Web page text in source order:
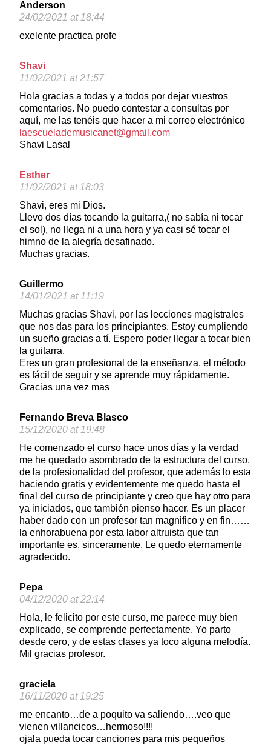
Anderson
24/02/2021 at 18:44
exelente practica profe
Shavi
11/02/2021 at 21:57
Hola gracias a todas y a todos por dejar vuestros
comentarios. No puedo contestar a consultas por
aquí, me las tenéis que hacer a mi correo electrónico
laescuelademusicanet@gmail.com
Shavi Lasal
Esther
11/02/2021 at 18:03
Shavi, eres mi Dios.
Llevo dos días tocando la guitarra,( no sabía ni tocar
el sol), no llega ni a una hora y ya casi sé tocar el
himno de la alegría desafinado.
Muchas gracias.
Guillermo
14/01/2021 at 11:19
Muchas gracias Shavi, por las lecciones magistrales
que nos das para los principiantes. Estoy cumpliendo
un sueño gracias a tí. Espero poder llegar a tocar bien
la guitarra.
Eres un gran profesional de la enseñanza, el método
es fácil de seguir y se aprende muy rápidamente.
Gracias una vez mas
Fernando Breva Blasco
15/12/2020 at 19:48
He comenzado el curso hace unos días y la verdad
me he quedado asombrado de la estructura del curso,
de la profesionalidad del profesor, que además lo esta
haciendo gratis y evidentemente me quedo hasta el
final del curso de principiante y creo que hay otro para
ya iniciados, que también pienso hacer. Es un placer
haber dado con un profesor tan magnifico y en fin……
la enhorabuena por esta labor altruista que tan
importante es, sinceramente, Le quedo eternamente
agradecido.
Pepa
04/12/2020 at 22:14
Hola, le felicito por este curso, me parece muy bien
explicado, se comprende perfectamente. Yo parto
desde cero, y de estas clases ya toco alguna melodía.
Mil gracias profesor.
graciela
16/11/2020 at 19:25
me encanto…de a poquito va saliendo….veo que
vienen villancicos…hermoso!!!!
ojala pueda tocar canciones para mis pequeños